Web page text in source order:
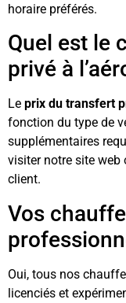
horaire préférés.
Quel est le
privé à
Le prix du transfert
fonction du type de
supplémentaires
visiter notre site web
client.
Vos
Oui, tous nos
licenciés et